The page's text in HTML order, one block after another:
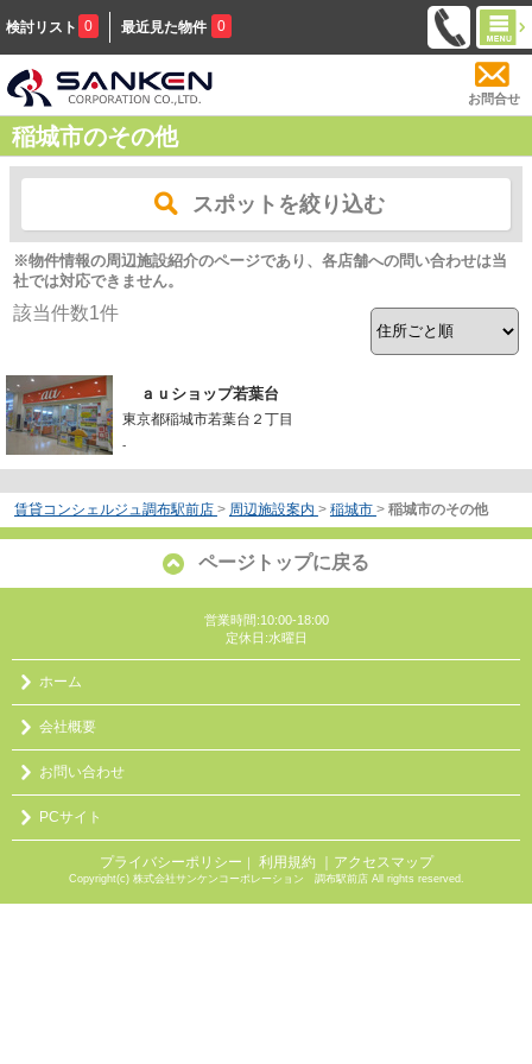
検討リスト 0 最近見た物件 0
お問合せ
稲城市のその他
スポットを絞り込む
※物件情報の周辺施設紹介のページであり、各店舗への問い合わせは当
社では対応できません。
該当件数1件
ａｕショップ若葉台
東京都稲城市若葉台２丁目
-
賃貸コンシェルジュ調布駅前店 > 周辺施設案内 > 稲城市 > 稲城市のその他
ページトップに戻る
営業時間:10:00-18:00
定休日:水曜日
ホーム
会社概要
お問い合わせ
PCサイト
プライバシーポリシー ｜ 利用規約 ｜アクセスマップ
Copyright(c) 株式会社サンケンコーポレーション 調布駅前店 All rights reserved.